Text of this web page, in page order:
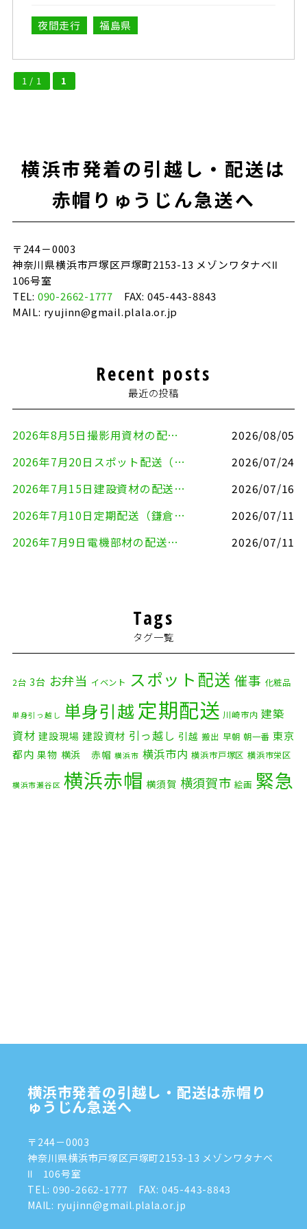
夜間走行 福島県
1 / 1 1
横浜市発着の引越し・配送は
赤帽りゅうじん急送へ
〒244－0003
神奈川県横浜市戸塚区戸塚町2153-13 メゾンワタナベⅡ
106号室
TEL: 090-2662-1777 FAX: 045-443-8843
MAIL: ryujinn@gmail.plala.or.jp
Recent posts
最近の投稿
2026年8月5日撮影用資材の配送（鎌倉市⇒港区）
2026/08/05
2026年7月20日スポット配送（横浜市金沢区⇒愛知県豊川市）
2026/07/24
2026年7月15日建設資材の配送（横浜市金沢区⇒横須賀市）
2026/07/16
2026年7月10日定期配送（鎌倉市⇔大田区）
2026/07/11
2026年7月9日電機部材の配送（横浜市戸塚区⇒品川区）
2026/07/11
Tags
タグ一覧
2台 3台 お弁当 イベント スポット配送 催事 化粧品
単身引っ越し 単身引越 定期配送 川崎市内 建築
資材 建設現場 建設資材 引っ越し 引越 搬出 早朝 朝一番 東京
都内 果物 横浜 赤帽 横浜市 横浜市内 横浜市戸塚区 横浜市栄区
横浜市瀬谷区 横浜赤帽 横須賀 横須賀市 絵画 緊急
横浜市発着の引越し・配送は赤帽り
ゅうじん急送へ
〒244－0003
神奈川県横浜市戸塚区戸塚町2153-13 メゾンワタナベ
Ⅱ 106号室
TEL: 090-2662-1777
FAX: 045-443-8843
MAIL: ryujinn@gmail.plala.or.jp